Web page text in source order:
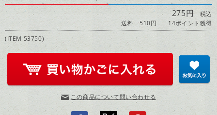
275円税込
送料 510円
14ポイント獲得
(ITEM 53750)
この商品について問い合わせる